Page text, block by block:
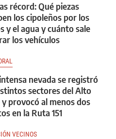
récord: Qué piezas
los cipoleños por los
y el agua y cuánto sale
los vehículos
nevada se registró
sectores del Alto
y provocó al menos dos
en la Ruta 151
VECINOS